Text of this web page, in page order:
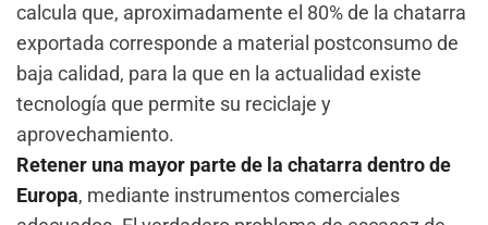
calcula que, aproximadamente el 80% de la chatarra
exportada corresponde a material postconsumo de
baja calidad, para la que en la actualidad existe
tecnología que permite su reciclaje y
aprovechamiento.
Retener una mayor parte de la chatarra dentro de
Europa, mediante instrumentos comerciales